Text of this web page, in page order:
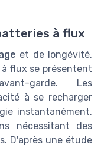
à flux
et de longévité,
flux se présentent
garde. Les
à se recharger
instantanément,
nécessitant des
D'après une étude